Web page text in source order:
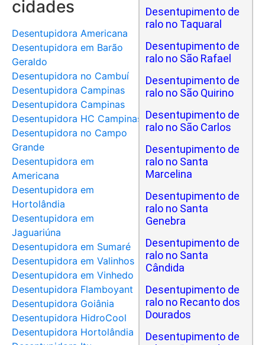
cidades
Desentupidora Americana
Desentupidora em Barão
Geraldo
Desentupidora no Cambuí
Desentupidora Campinas
Desentupidora Campinas
Desentupidora HC Campinas
Desentupidora no Campo
Grande
Desentupidora em
Americana
Desentupidora em
Hortolândia
Desentupidora em
Jaguariúna
Desentupidora em Sumaré
Desentupidora em Valinhos
Desentupidora em Vinhedo
Desentupidora Flamboyant
Desentupidora Goiânia
Desentupidora HidroCool
Desentupidora Hortolândia
Desentupimento de
ralo no Taquaral
Desentupimento de
ralo no São Rafael
Desentupimento de
ralo no São Quirino
Desentupimento de
ralo no São Carlos
Desentupimento de
ralo no Santa
Marcelina
Desentupimento de
ralo no Santa
Genebra
Desentupimento de
ralo no Santa
Cândida
Desentupimento de
ralo no Recanto dos
Dourados
Desentupimento de